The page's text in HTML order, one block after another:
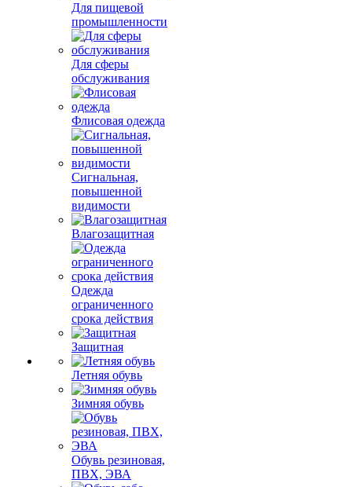
Для пищевой
промышленности
Для сферы
обслуживания
Флисовая одежда
Сигнальная,
повышенной
видимости
Влагозащитная
Одежда
ограниченного
срока действия
Защитная
Летняя обувь
Зимняя обувь
Обувь резиновая,
ПВХ, ЭВА